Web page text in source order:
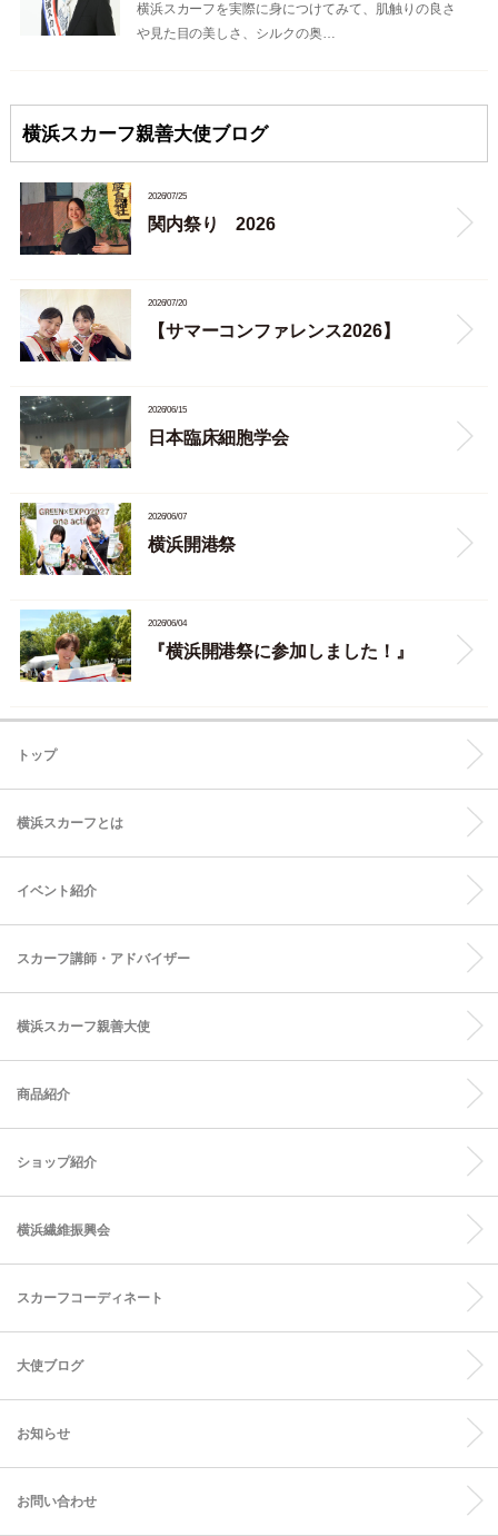
横浜スカーフを実際に身につけてみて、肌触りの良さ
や見た目の美しさ、シルクの奥…
横浜スカーフ親善大使ブログ
2026/07/25
関内祭り 2026
2026/07/20
【サマーコンファレンス2026】
2026/06/15
日本臨床細胞学会
2026/06/07
横浜開港祭
2026/06/04
『横浜開港祭に参加しました！』
トップ
横浜スカーフとは
イベント紹介
スカーフ講師・アドバイザー
横浜スカーフ親善大使
商品紹介
ショップ紹介
横浜繊維振興会
スカーフコーディネート
大使ブログ
お知らせ
お問い合わせ